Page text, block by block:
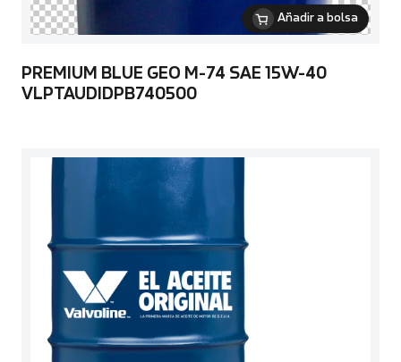
Añadir a bolsa
PREMIUM BLUE GEO M-74 SAE 15W-40
VLPTAUDIDPB740500